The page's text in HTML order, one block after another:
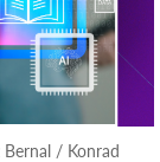
Bernal / Konrad